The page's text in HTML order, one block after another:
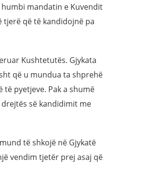
mandatin e Kuvendit
që të kandidojnë pa
Kushtetutës. Gjykata
që u mundua ta shprehë
pyetjeve. Pak a shumë
së kandidimit me
të shkojë në Gjykatë
vendim tjetër prej asaj që